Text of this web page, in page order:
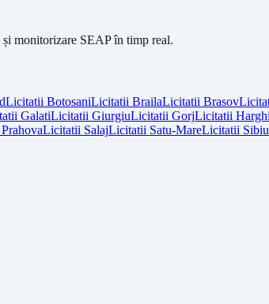
monitorizare SEAP în timp real.
Licitatii BotosaniLicitatii BrailaLicitatii Brasov
GalatiLicitatii GiurgiuLicitatii GorjLicitatii
PrahovaLicitatii SalajLicitatii Satu-MareLicitatii Sibiu